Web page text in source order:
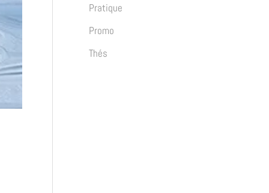
:
Pratique
Promo
Thés